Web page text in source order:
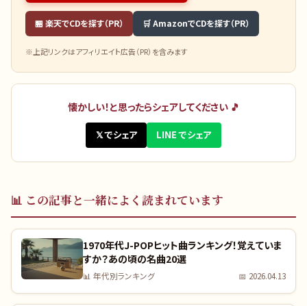
🏪 楽天でCDを探す（PR） 🛒 AmazonでCDを探す（PR）
※上記リンクはアフィリエイト広告（PR）を含みます
懐かしい！と思ったらシェアしてください 🎵
𝕏 でシェア LINE でシェア
📊 この記事と一緒によく読まれています
1970年代J-POPヒット曲ランキング！覚えていま
すか？あの頃の名曲20選
📊 年代別ランキング 📅 2026.04.13